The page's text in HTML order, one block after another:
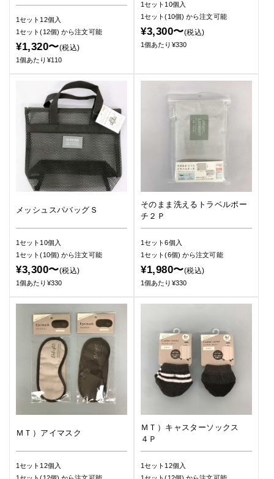
1セット12個入
1セット(12個)から注文可能
¥1,320〜(税込)
1個あたり¥110
1セット10個入
1セット(10個)から注文可能
¥3,300〜(税込)
1個あたり¥330
メッシュスパバッグＳ
1セット10個入
1セット(10個)から注文可能
¥3,300〜(税込)
1個あたり¥330
そのまま洗えるトラベルポー
チ２Ｐ
1セット6個入
1セット(6個) から注文可能
¥1,980〜(税込)
1個あたり¥330
ＭＴ）アイマスク
1セット12個入
ＭＴ）キャスターソックス
４Ｐ
1セット12個入